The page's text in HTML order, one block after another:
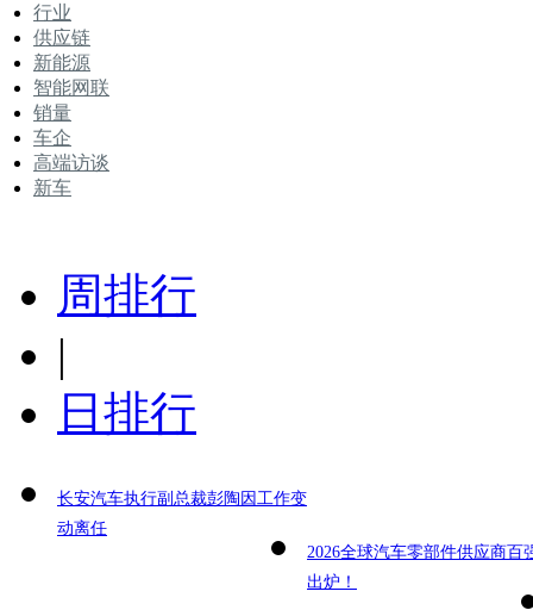
行业
供应链
新能源
智能网联
销量
车企
高端访谈
新车
周排行
|
日排行
长安汽车执行副总裁彭陶因工作变
动离任
2026全球汽车零部件供应商百
出炉！